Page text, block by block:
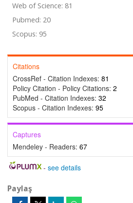
Web of Science: 81
Pubmed: 20
Scopus: 95
Citations
CrossRef - Citation Indexes: 81
Policy Citation - Policy Citations: 2
PubMed - Citation Indexes: 32
Scopus - Citation Indexes: 95
Captures
Mendeley - Readers: 67
- see details
Paylaş